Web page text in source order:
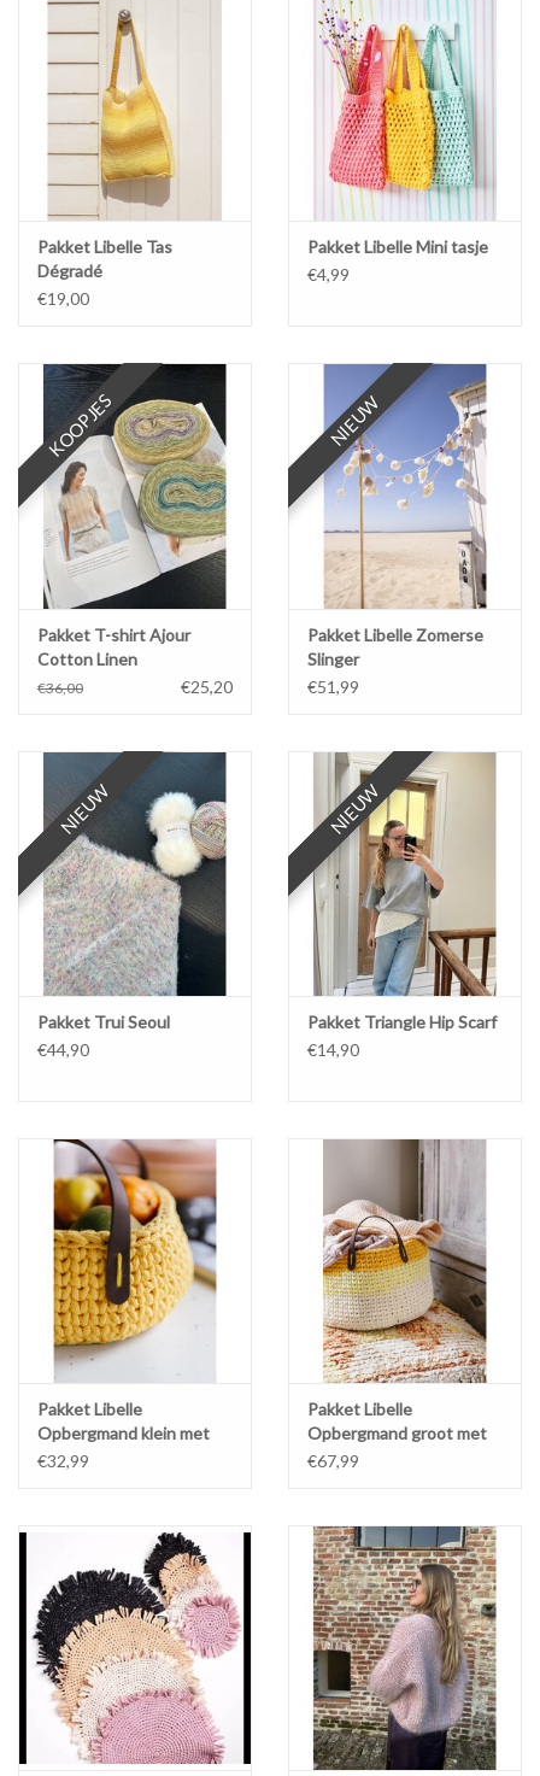
Pakket Libelle Tas
Dégradé
€19,00
Pakket Libelle Mini tasje
€4,99
KOOPJES
Pakket T-shirt Ajour
Cotton Linen
€36,00 €25,20
NIEUW
NIEUW
Pakket Libelle Zomerse
Slinger
€51,99
NIEUW
NIEUW
Pakket Trui Seoul
€44,90
NIEUW
NIEUW
Pakket Triangle Hip Scarf
€14,90
Pakket Libelle
Opbergmand klein met
handvat
€32,99
Pakket Libelle
Opbergmand groot met
handvat
€67,99